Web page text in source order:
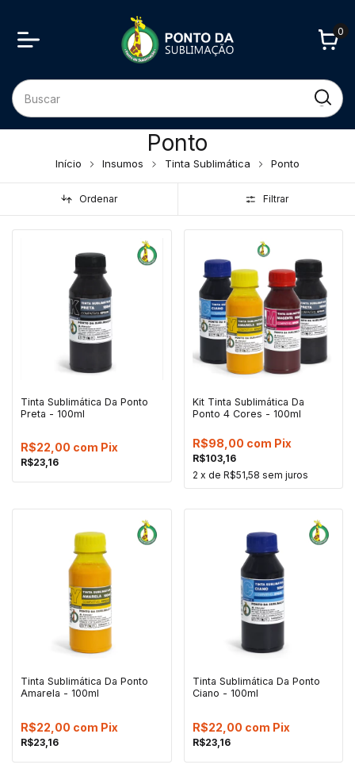
0
Ponto
Início Insumos Tinta Sublimática Ponto
Ordenar Filtrar
Tinta Sublimática Da Ponto
Preta - 100ml
R$23,16
R$22,00 com Pix
Kit Tinta Sublimática Da
Ponto 4 Cores - 100ml
R$103,16
R$98,00 com Pix
2 x de R$51,58 sem juros
Tinta Sublimática Da Ponto
Amarela - 100ml
R$23,16
R$22,00 com Pix
Tinta Sublimática Da Ponto
Ciano - 100ml
R$23,16
R$22,00 com Pix